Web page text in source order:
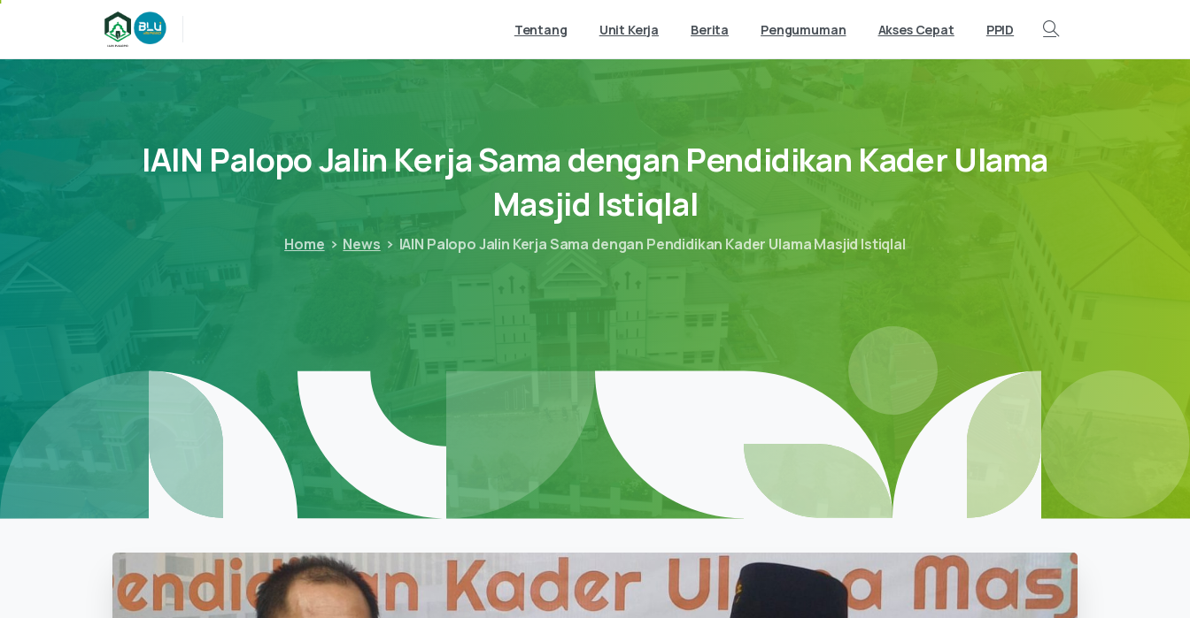
Tentang Unit Kerja Berita Pengumuman Akses Cepat PPID
Search
IAIN PalopoJalin KerjaSama dengan Pendidikan Kader Ulama
Masjid Istiqlal
Home News IAIN Palopo Jalin Kerja Sama dengan Pendidikan Kader Ulama Masjid Istiqlal